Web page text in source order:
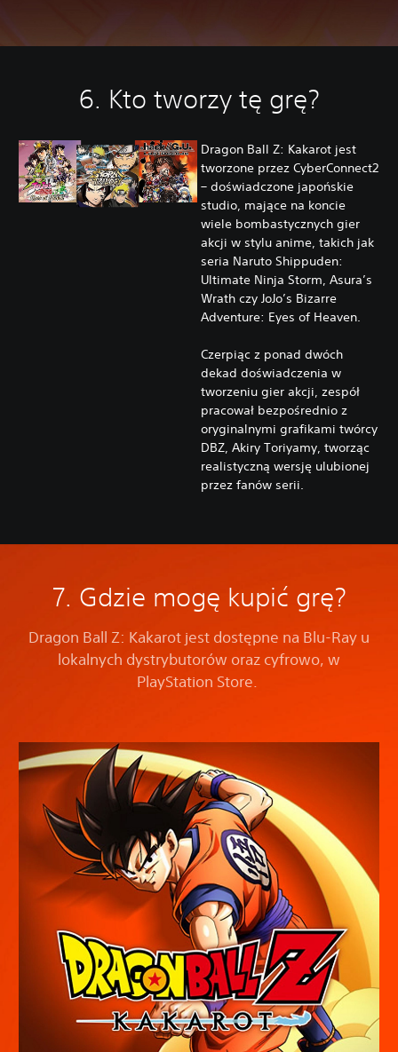
6. Kto tworzy tę grę?
Dragon Ball Z: Kakarot jest
tworzone przez CyberConnect2
– doświadczone japońskie
studio, mające na koncie
wiele bombastycznych gier
akcji w stylu anime, takich jak
seria Naruto Shippuden:
Ultimate Ninja Storm, Asura’s
Wrath czy JoJo’s Bizarre
Adventure: Eyes of Heaven.
Czerpiąc z ponad dwóch
dekad doświadczenia w
tworzeniu gier akcji, zespół
pracował bezpośrednio z
oryginalnymi grafikami twórcy
DBZ, Akiry Toriyamy, tworząc
realistyczną wersję ulubionej
przez fanów serii.
7. Gdzie mogę kupić grę?
Dragon Ball Z: Kakarot jest dostępne na Blu-Ray u
lokalnych dystrybutorów oraz cyfrowo, w
PlayStation Store.